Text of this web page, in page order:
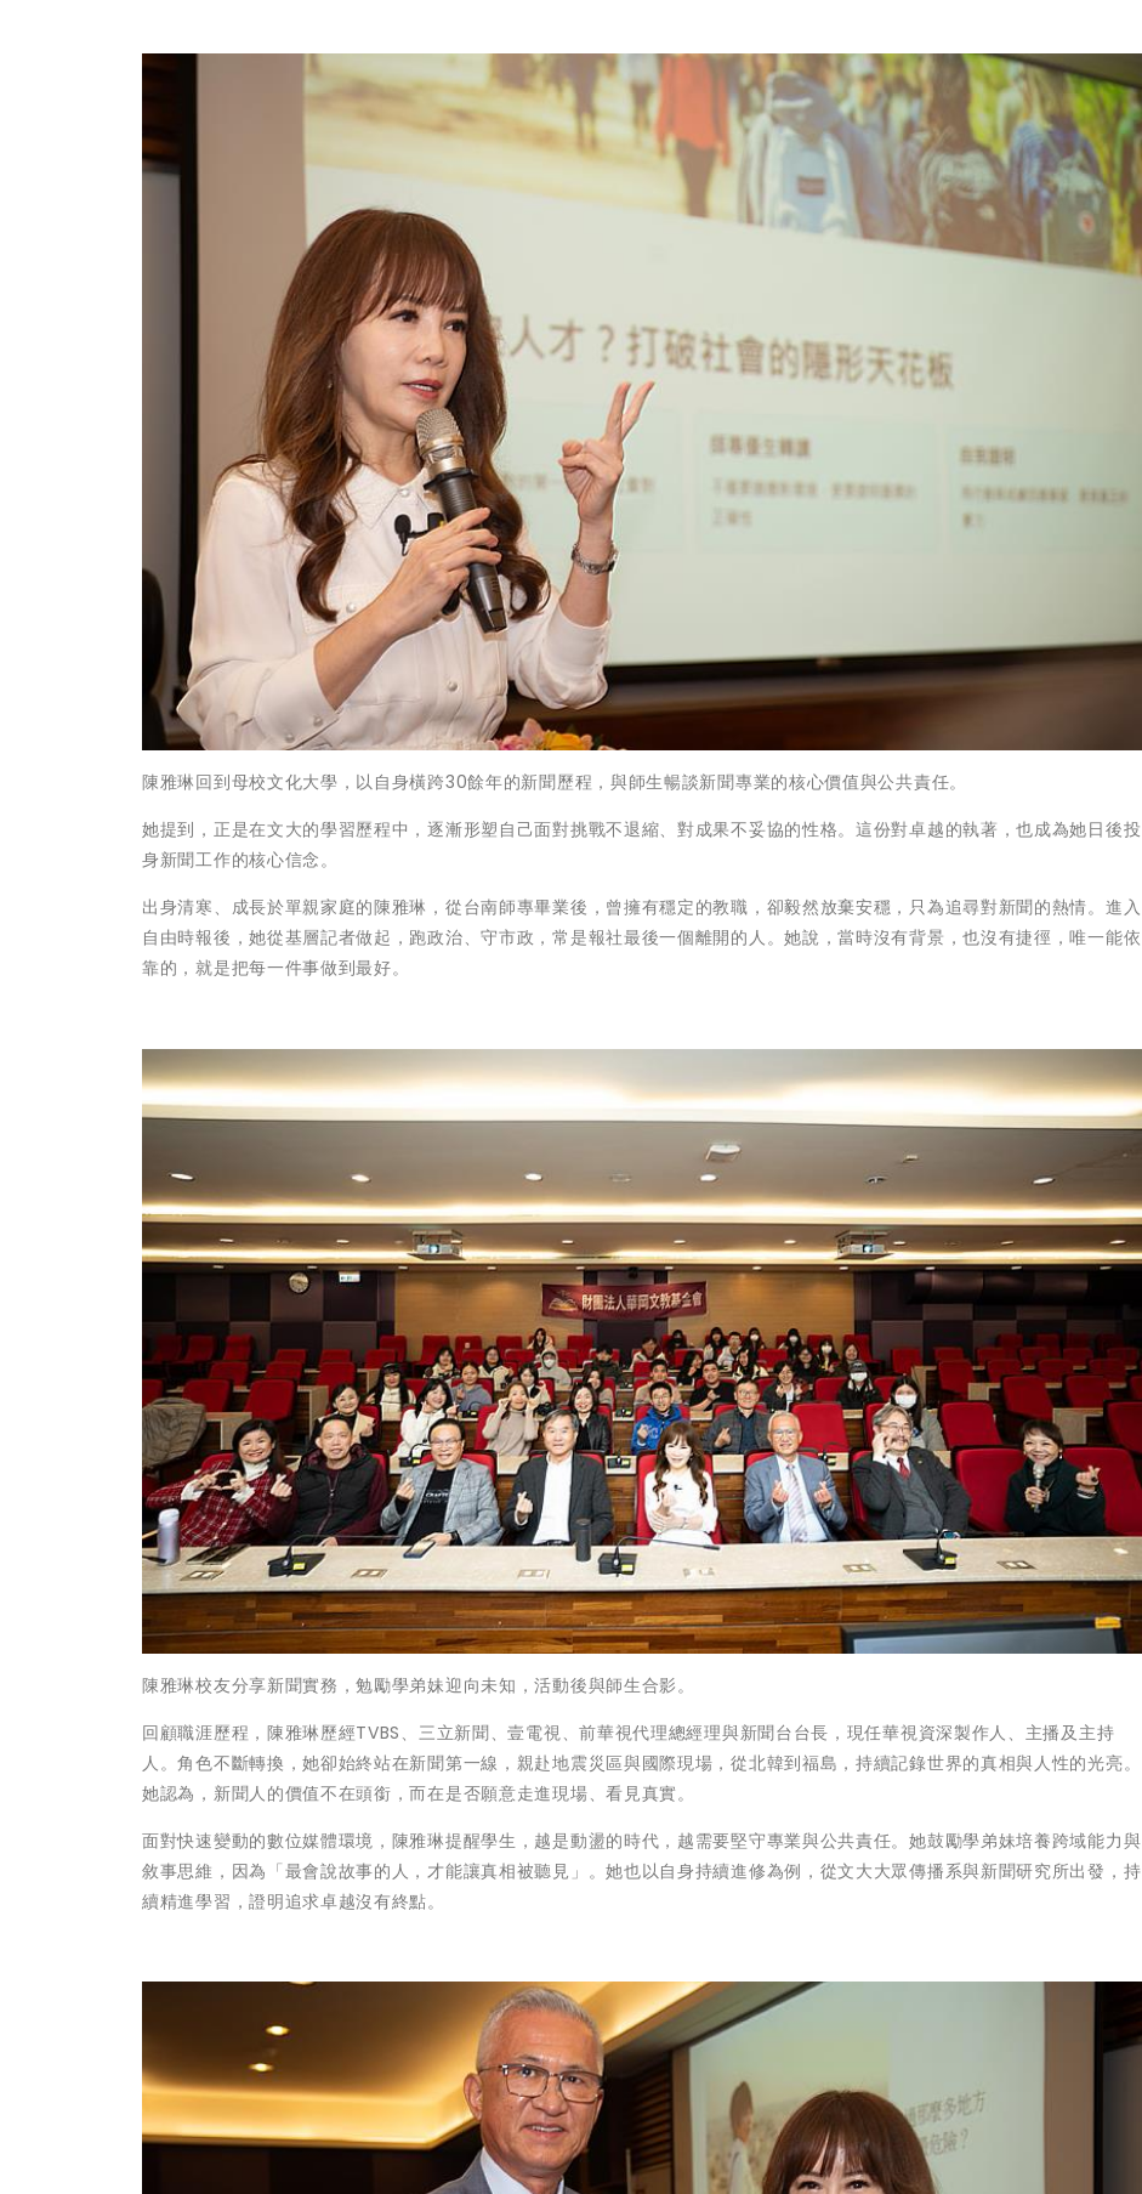
陳雅琳回到母校文化大學，以自身橫跨30餘年的新聞歷程，與師生暢談新聞專業的核心價值與公共責任。
她提到，正是在文大的學習歷程中，逐漸形塑自己面對挑戰不退縮、對成果不妥協的性格。這份對卓越的執著，也成為她日後投
身新聞工作的核心信念。
出身清寒、成長於單親家庭的陳雅琳，從台南師專畢業後，曾擁有穩定的教職，卻毅然放棄安穩，只為追尋對新聞的熱情。進入
自由時報後，她從基層記者做起，跑政治、守市政，常是報社最後一個離開的人。她說，當時沒有背景，也沒有捷徑，唯一能依
靠的，就是把每一件事做到最好。
陳雅琳校友分享新聞實務，勉勵學弟妹迎向未知，活動後與師生合影。
回顧職涯歷程，陳雅琳歷經TVBS、三立新聞、壹電視、前華視代理總經理與新聞台台長，現任華視資深製作人、主播及主持
人。角色不斷轉換，她卻始終站在新聞第一線，親赴地震災區與國際現場，從北韓到福島，持續記錄世界的真相與人性的光亮。
她認為，新聞人的價值不在頭銜，而在是否願意走進現場、看見真實。
面對快速變動的數位媒體環境，陳雅琳提醒學生，越是動盪的時代，越需要堅守專業與公共責任。她鼓勵學弟妹培養跨域能力與
敘事思維，因為「最會說故事的人，才能讓真相被聽見」。她也以自身持續進修為例，從文大大眾傳播系與新聞研究所出發，持
續精進學習，證明追求卓越沒有終點。